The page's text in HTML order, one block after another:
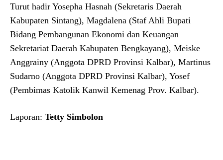
Turut hadir Yosepha Hasnah (Sekretaris Daerah
Kabupaten Sintang), Magdalena (Staf Ahli Bupati
Bidang Pembangunan Ekonomi dan Keuangan
Sekretariat Daerah Kabupaten Bengkayang), Meiske
Anggrainy (Anggota DPRD Provinsi Kalbar), Martinus
Sudarno (Anggota DPRD Provinsi Kalbar), Yosef
(Pembimas Katolik Kanwil Kemenag Prov. Kalbar).
Laporan: Tetty Simbolon